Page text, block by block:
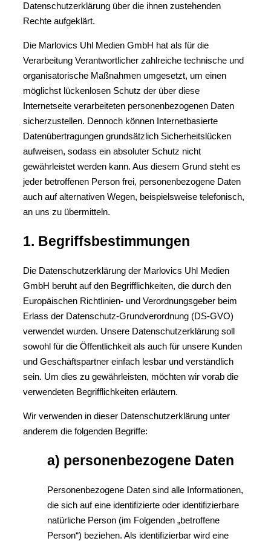
Datenschutzerklärung über die ihnen zustehenden
Rechte aufgeklärt.
Die Marlovics Uhl Medien GmbH hat als für die
Verarbeitung Verantwortlicher zahlreiche technische und
organisatorische Maßnahmen umgesetzt, um einen
möglichst lückenlosen Schutz der über diese
Internetseite verarbeiteten personenbezogenen Daten
sicherzustellen. Dennoch können Internetbasierte
Datenübertragungen grundsätzlich Sicherheitslücken
aufweisen, sodass ein absoluter Schutz nicht
gewährleistet werden kann. Aus diesem Grund steht es
jeder betroffenen Person frei, personenbezogene Daten
auch auf alternativen Wegen, beispielsweise telefonisch,
an uns zu übermitteln.
1. Begriffsbestimmungen
Die Datenschutzerklärung der Marlovics Uhl Medien
GmbH beruht auf den Begrifflichkeiten, die durch den
Europäischen Richtlinien- und Verordnungsgeber beim
Erlass der Datenschutz-Grundverordnung (DS-GVO)
verwendet wurden. Unsere Datenschutzerklärung soll
sowohl für die Öffentlichkeit als auch für unsere Kunden
und Geschäftspartner einfach lesbar und verständlich
sein. Um dies zu gewährleisten, möchten wir vorab die
verwendeten Begrifflichkeiten erläutern.
Wir verwenden in dieser Datenschutzerklärung unter
anderem die folgenden Begriffe:
a) personenbezogene Daten
Personenbezogene Daten sind alle Informationen,
die sich auf eine identifizierte oder identifizierbare
natürliche Person (im Folgenden „betroffene
Person“) beziehen. Als identifizierbar wird eine